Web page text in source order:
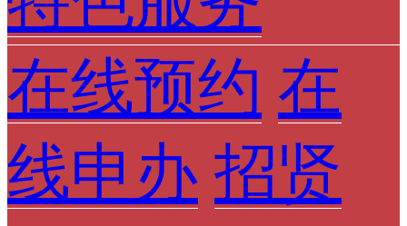
在线预约 在
线申办 招贤